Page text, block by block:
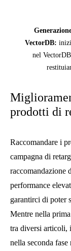
VectorDB:
nel
prodotti di
Raccomandare i
campagna di
raccomandazione
performance
garantirci di poter
Mentre nella
tra diversi articoli,
nella seconda